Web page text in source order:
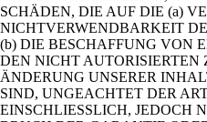
SCHÄDEN, DIE AUF DIE (a)
NICHTVERWENDBARKEIT
(b) DIE BESCHAFFUNG VON
DEN NICHT AUTORISIERTEN
ÄNDERUNG UNSERER
SIND, UNGEACHTET DER
EINSCHLIESSLICH, JEDOCH